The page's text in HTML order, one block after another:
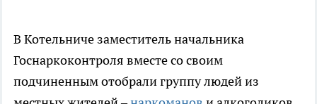
В Котельниче заместитель начальника
Госнаркоконтроля вместе со своим
подчиненным отобрали группу людей из